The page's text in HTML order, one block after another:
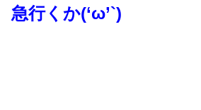
急行くか(‘ω’`)